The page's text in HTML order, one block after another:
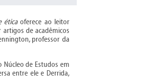
éticaoferece ao leitor
de acadêmicos
professor da
de Estudos em
entre ele e Derrida,